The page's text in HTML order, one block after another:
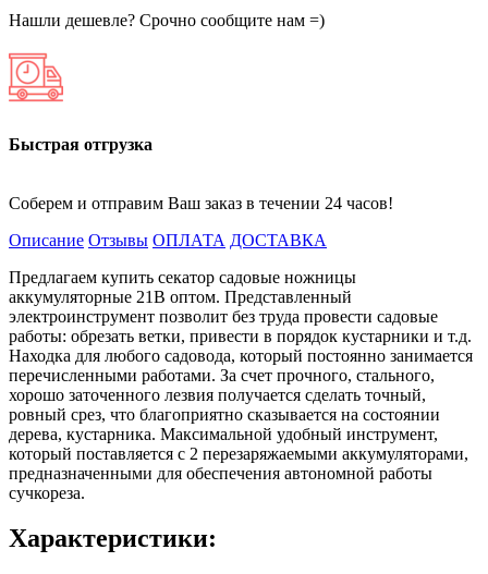
Нашли дешевле? Срочно сообщите нам =)
Быстрая отгрузка
Соберем и отправим Ваш заказ в течении 24 часов!
Описание Отзывы ОПЛАТА ДОСТАВКА
Предлагаем купить секатор садовые ножницы
аккумуляторные 21В оптом. Представленный
электроинструмент позволит без труда провести садовые
работы: обрезать ветки, привести в порядок кустарники и т.д.
Находка для любого садовода, который постоянно занимается
перечисленными работами. За счет прочного, стального,
хорошо заточенного лезвия получается сделать точный,
ровный срез, что благоприятно сказывается на состоянии
дерева, кустарника. Максимальной удобный инструмент,
который поставляется с 2 перезаряжаемыми аккумуляторами,
предназначенными для обеспечения автономной работы
сучкореза.
Характеристики: